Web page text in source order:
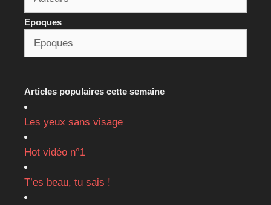
Epoques
Articles populaires cette semaine
Les yeux sans visage
Hot vidéo n°1
T’es beau, tu sais !